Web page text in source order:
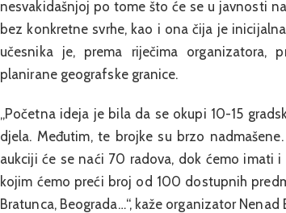
nesvakidašnjoj po tome što će se u javnosti
bez konkretne svrhe, kao i ona čija je
učesnika je, prema riječima organizatora,
planirane geografske granice.
„Početna ideja je bila da se okupi 10-15
djela. Međutim, te brojke su brzo
aukciji će se naći 70 radova, dok ćemo imati i
kojim ćemo preći broj od 100 dostupnih
Bratunca, Beograda…“, kaže organizator Nenad